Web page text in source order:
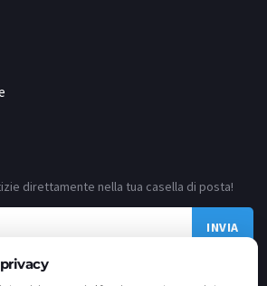
direttamente nella tua casella di posta!